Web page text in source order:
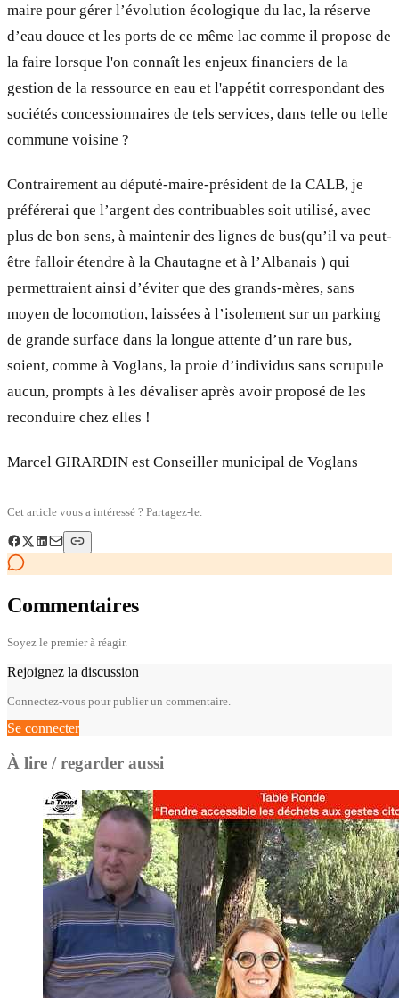
maire pour gérer l’évolution écologique du lac, la réserve
d’eau douce et les ports de ce même lac comme il propose de
la faire lorsque l'on connaît les enjeux financiers de la
gestion de la ressource en eau et l'appétit correspondant des
sociétés concessionnaires de tels services, dans telle ou telle
commune voisine ?
Contrairement au député-maire-président de la CALB, je
préférerai que l’argent des contribuables soit utilisé, avec
plus de bon sens, à maintenir des lignes de bus(qu’il va peut-
être falloir étendre à la Chautagne et à l’Albanais ) qui
permettraient ainsi d’éviter que des grands-mères, sans
moyen de locomotion, laissées à l’isolement sur un parking
de grande surface dans la longue attente d’un rare bus,
soient, comme à Voglans, la proie d’individus sans scrupule
aucun, prompts à les dévaliser après avoir proposé de les
reconduire chez elles !
Marcel GIRARDIN est Conseiller municipal de Voglans
Cet article vous a intéressé ? Partagez-le.
Commentaires
Soyez le premier à réagir.
Rejoignez la discussion
Connectez-vous pour publier un commentaire.
Se connecter
À lire / regarder aussi